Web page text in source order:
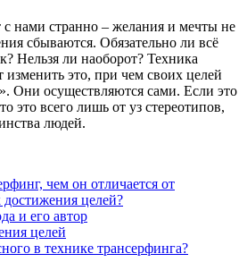
нами странно – желания и мечты не
сбываются. Обязательно ли всё
Нельзя ли наоборот? Техника
изменить это, при чем своих целей
Они осуществляются сами. Если это
это всего лишь от уз стереотипов,
людей.
чем он отличается от
целей?
и его автор
целей
в технике трансерфинга?